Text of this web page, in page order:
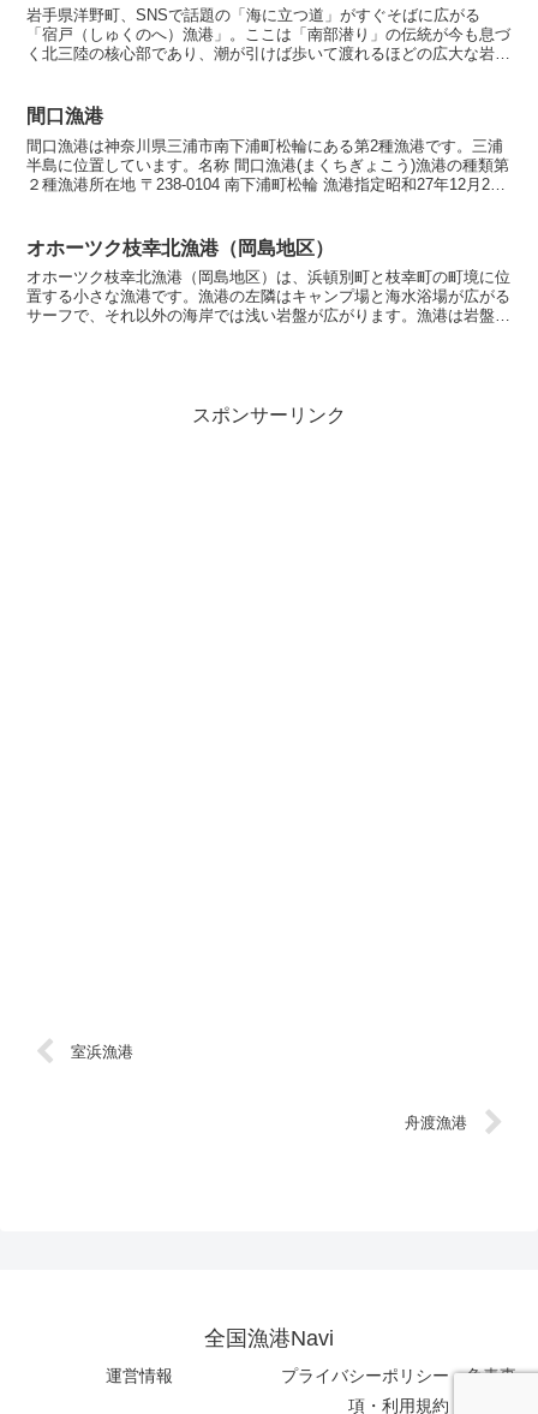
岩手県洋野町、SNSで話題の「海に立つ道」がすぐそばに広がる
「宿戸（しゅくのへ）漁港」。ここは「南部潜り」の伝統が今も息づ
く北三陸の核心部であり、潮が引けば歩いて渡れるほどの広大な岩盤
間口漁港
間口漁港は神奈川県三浦市南下浦町松輪にある第2種漁港です。三浦
半島に位置しています。名称 間口漁港(まくちぎょこう)漁港の種類第
２種漁港所在地 〒238-0104 南下浦町松輪 漁港指定昭和27年12月29
オホーツク枝幸北漁港（岡島地区）
オホーツク枝幸北漁港（岡島地区）は、浜頓別町と枝幸町の町境に位
置する小さな漁港です。漁港の左隣はキャンプ場と海水浴場が広がる
サーフで、それ以外の海岸では浅い岩盤が広がります。漁港は岩盤の
スポンサーリンク
室浜漁港
舟渡漁港
全国漁港Navi
運営情報
プライバシーポリシー・免責事
項・利用規約